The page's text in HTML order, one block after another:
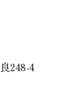
248-4